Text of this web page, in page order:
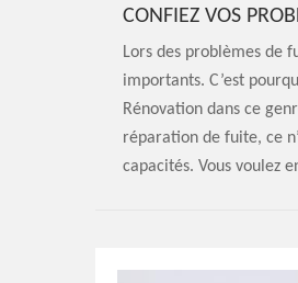
CONFIEZ VOS
Lors des problèmes de
importants. C’est
Rénovation dans ce
réparation de fuite, ce
capacités. Vous voulez